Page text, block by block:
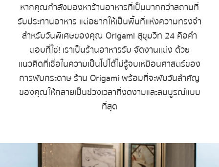
หากคุณกำลังมองหาร้านอาหารที่เป็นมากกว่าสถานที่
รับประทานอาหาร แต่อยากให้เป็นพื้นที่แห่งความทรงจำ
สำหรับวันพิเศษของคุณ Origami สุขุมวิท 24 คือคำ
ตอบที่ใช่! เราเป็นร้านอาหารรับ จัดงานแต่ง ด้วย
แนวคิดที่เชื่อในความเป็นไปได้ไม่รู้จบเหมือนศาสตร์ของ
การพับกระดาษ ร้าน Origami พร้อมที่จะพับวันสำคัญ
ของคุณให้กลายเป็นช่วงเวลาที่งดงามและสมบูรณ์แบบ
ที่สุด